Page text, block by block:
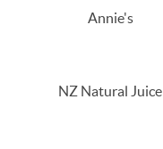
Annie's
NZ Natural Juice